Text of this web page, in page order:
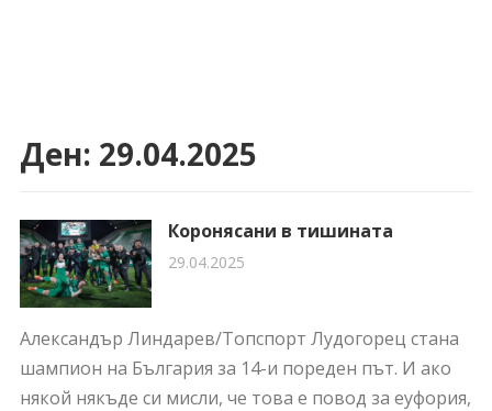
Ден: 29.04.2025
Коронясани в тишината
29.04.2025
Александър Линдарев/Топспорт Лудогорец стана
шампион на България за 14-и пореден път. И ако
някой някъде си мисли, че това е повод за еуфория,